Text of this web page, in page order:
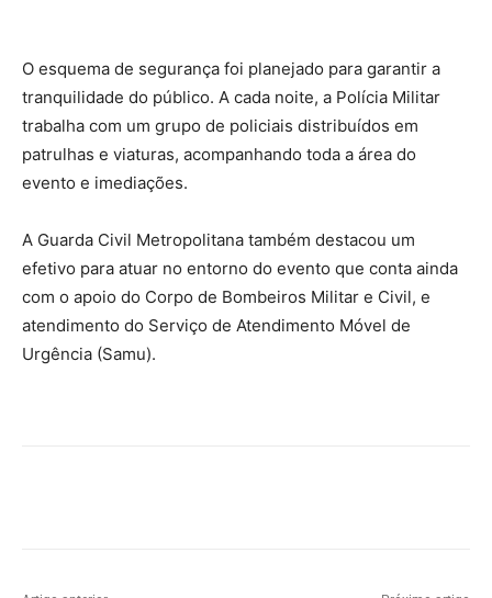
O esquema de segurança foi planejado para garantir a
tranquilidade do público. A cada noite, a Polícia Militar
patrulhas e viaturas, acompanhando toda a área do
evento e imediações.
A Guarda Civil Metropolitana também destacou um
efetivo para atuar no entorno do evento que conta ainda